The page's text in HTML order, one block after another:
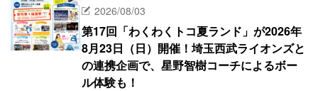
2026/08/03
第17回「わくわくトコ夏ランド」が2026年
8月23日（日）開催！埼玉西武ライオンズと
の連携企画で、星野智樹コーチによるボー
ル体験も！